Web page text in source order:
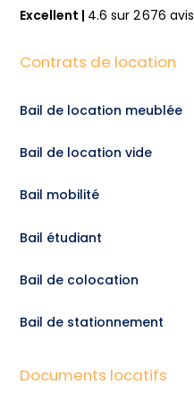
Excellent | 4.6 sur2 676 avis
Contrats de location
Bail de location meublée
Bail de location vide
Bail mobilité
Bail étudiant
Bail de colocation
Bail de stationnement
Documents locatifs